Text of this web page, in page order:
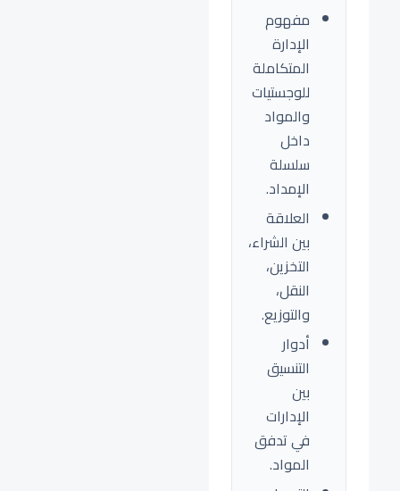
مفهوم
الإدارة
المتكاملة
للوجستيات
والمواد
داخل
سلسلة
الإمداد.
العلاقة
بين الشراء،
التخزين،
النقل،
والتوزيع.
أدوار
التنسيق
بين
الإدارات
في تدفق
المواد.